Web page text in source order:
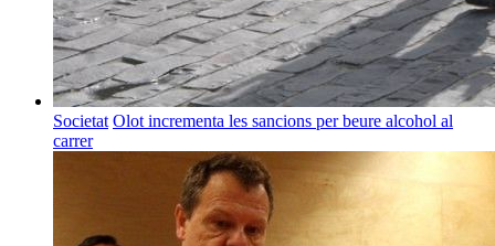
Societat Olot incrementa les sancions per beure alcohol al
carrer